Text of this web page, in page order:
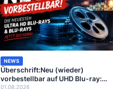
NEWS
Überschrift:Neu (wieder)
vorbestellbar auf UHD Blu-ray:
01.08.2026